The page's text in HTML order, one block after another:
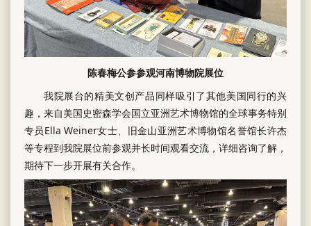
陈春梅公参参观河南博物院展位
我院展台的精美文创产品同样吸引了其他美国同行的兴
趣，来自美国史密森学会国立亚洲艺术博物馆的全球事务特别
专员Ella Weiner女士、旧金山亚洲艺术博物馆名誉馆长许杰
等专程到我院展位前参观并长时间观看交流，详细咨询了解，
期待下一步开展有关合作。